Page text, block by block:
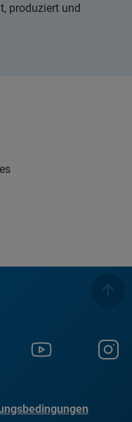
produziert und